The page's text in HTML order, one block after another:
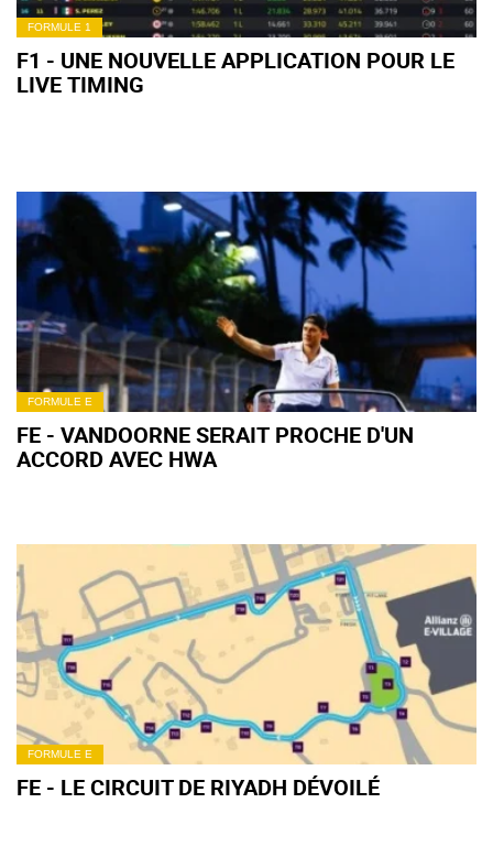
FORMULE 1
F1 - UNE NOUVELLE APPLICATION POUR LE
LIVE TIMING
FORMULE E
FE - VANDOORNE SERAIT PROCHE D'UN
ACCORD AVEC HWA
FORMULE E
FE - LE CIRCUIT DE RIYADH DÉVOILÉ